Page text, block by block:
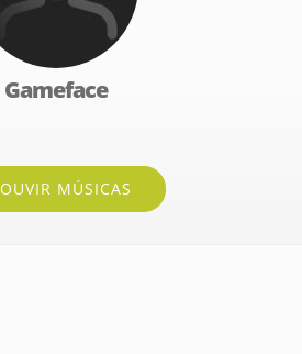
Gameface
OUVIR MÚSICAS